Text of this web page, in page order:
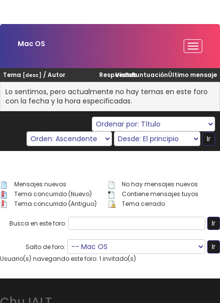
Mac OS
Tema [desc] / Autor Respuestas
VistasPuntuaciónÚltimo mensaje
Lo sentimos, pero actualmente no hay temas en este foro
con la fecha y la hora especificadas.
Mensajes nuevos
Tema concurrido (Nuevo)
Tema concurrido (Antiguo)
No hay mensajes nuevos
Contiene mensajes tuyos
Tema cerrado
Busca en este foro:
Salto de foro:
Usuario(s) navegando este foro: 1 invitado(s)